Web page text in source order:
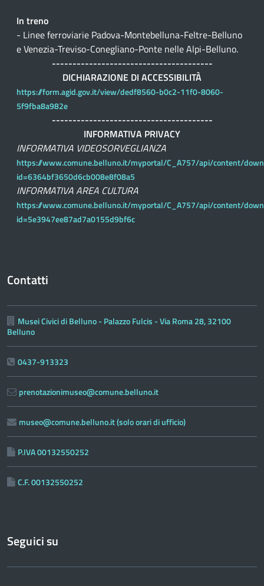
In treno
- Linee ferroviarie Padova-Montebelluna-Feltre-Belluno
e Venezia-Treviso-Conegliano-Ponte nelle Alpi-Belluno.
---------------------------------------
DICHIARAZIONE DI ACCESSIBILITÀ
https://form.agid.gov.it/view/dedf8560-b0c2-11f0-8060-
5f9fba8a982e
---------------------------------------
INFORMATIVA PRIVACY
INFORMATIVA VIDEOSORVEGLIANZA
https://www.comune.belluno.it/myportal/C_A757/api/content/
id=6364bf3650d6cb008e8f08a5
INFORMATIVA AREA CULTURA
https://www.comune.belluno.it/myportal/C_A757/api/content/
id=5e3947ee87ad7a0155d9bf6c
Contatti
Musei Civici di Belluno - Palazzo Fulcis - Via Roma 28, 32100
Belluno
0437-913323
prenotazionimuseo@comune.belluno.it
museo@comune.belluno.it (solo orari di ufficio)
P.IVA 00132550252
C.F. 00132550252
Seguici su